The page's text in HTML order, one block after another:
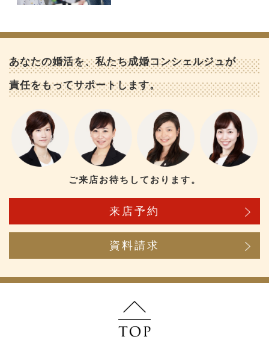
あなたの婚活を、私たち成婚コンシェルジュが
責任をもってサポートします。
ご来店お待ちしております。
来店予約
資料請求